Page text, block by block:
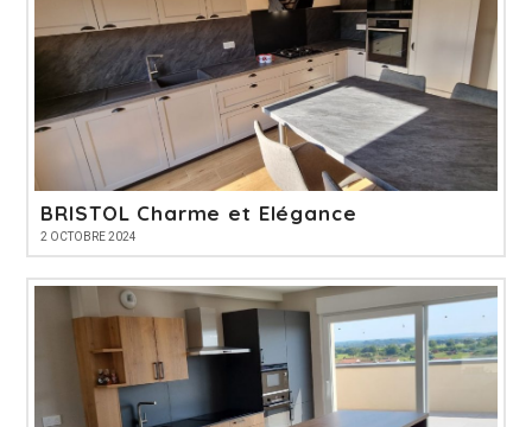
BRISTOL Charme et Elégance
2 OCTOBRE 2024